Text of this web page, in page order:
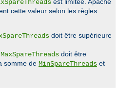
est limitée. Apache
cette valeur selon les règles
doit être supérieure
MaxSpareThreads doit être
somme de MinSpareThreads et